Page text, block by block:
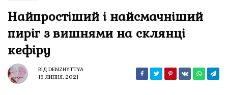
Найпростіший і найсмачніший
пиріг з вишнями на склянці
кефіру
ВІД DENZHYTTYA
19 ЛИПНЯ, 2021